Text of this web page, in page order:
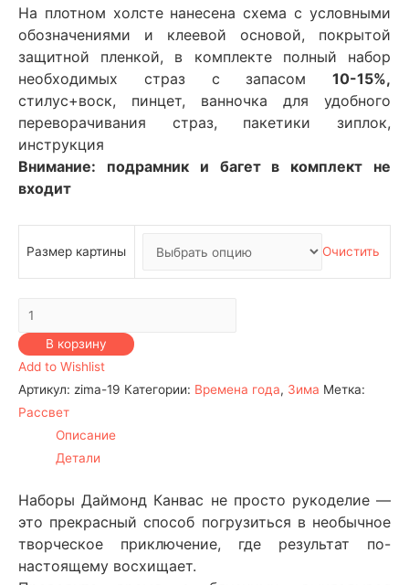
На плотном холсте нанесена схема с условными
обозначениями и клеевой основой, покрытой
защитной пленкой, в комплекте полный набор
необходимых страз с запасом 10-15%,
стилус+воск, пинцет, ванночка для удобного
переворачивания страз, пакетики зиплок,
инструкция
Внимание: подрамник и багет в комплект не
входит
Размер картины Очистить
Количество
Времена
года
Зима
В корзину
Add to Wishlist
Артикул: zima-19 Категории: Времена года, Зима Метка:
Рассвет
Описание
Детали
Наборы Даймонд Канвас не просто рукоделие —
это прекрасный способ погрузиться в необычное
творческое приключение, где результат по-
настоящему восхищает.